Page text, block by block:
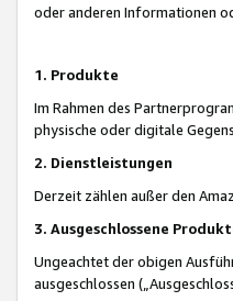
oder anderen Informationen
1. Produkte
Im Rahmen des
physische oder digitale
2. Dienstleistungen
Derzeit zählen außer den
3. Ausgeschlossene
Ungeachtet der obigen
ausgeschlossen